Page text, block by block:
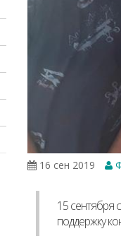
16 сен 2019
15 сентября
поддержку